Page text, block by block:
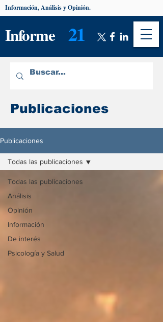
Informe 21
Información, Análisis y Opinión.
Publicaciones
Publicaciones
Todas las publicaciones
Análisis
Opinión
Información
De interés
Psicología y Salud
Todas las publicaciones